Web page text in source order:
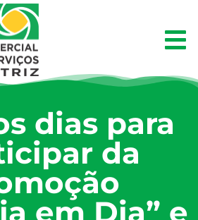
dias para
da
em Dia” e